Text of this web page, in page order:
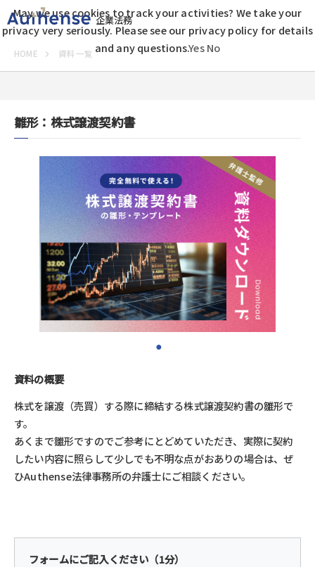
企業法務
HOME 資料一覧
雛形：株式譲渡契約書
資料の概要
株式を譲渡（売買）する際に締結する株式譲渡契約書の雛形で
す。
あくまで雛形ですのでご参考にとどめていただき、実際に契約
したい内容に照らして少しでも不明な点がおありの場合は、ぜ
ひAuthense法律事務所の弁護士にご相談ください。
フォームにご記入ください（1分）
May we use cookies to track your activities? We take your
privacy very seriously. Please see our privacy policy for details
and any questions.Yes No